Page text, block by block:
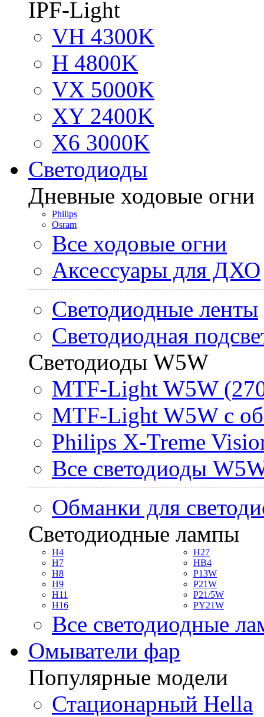
IPF-Light
VH 4300K
H 4800K
VX 5000K
XY 2400K
X6 3000K
Светодиоды
Дневные ходовые огни
Philips
Osram
Все ходовые огни
Аксессуары для ДХО
Светодиодные ленты
Светодиодная
Светодиоды W5W
MTF-Light W5W
MTF-Light W5W с
Philips X-Treme
Все светодиоды
Обманки для
Светодиодные лампы
H4
H7
H8
H9
H11
H16
H27
HB4
P13W
P21W
P21/5W
PY21W
Все светодиодные
Омыватели фар
Популярные модели
Стационарный Hella